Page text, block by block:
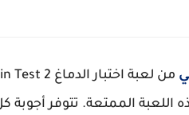
الممتعة. تتوفر أجوبة